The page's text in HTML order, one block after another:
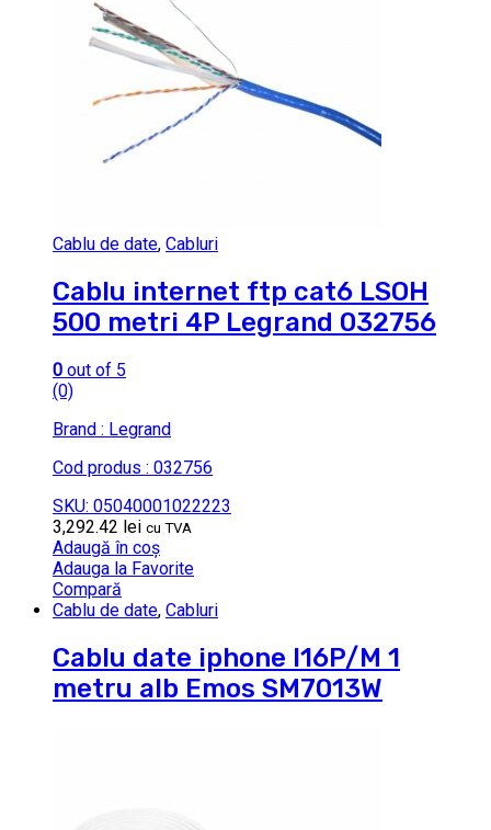
Cablu de date, Cabluri
Cablu internet ftp cat6 LSOH
500 metri 4P Legrand 032756
0 out of 5
(0)
Brand : Legrand
Cod produs : 032756
SKU: 05040001022223
3,292.42 lei cu TVA
Adaugă în coș
Adauga la Favorite
Compară
Cablu de date, Cabluri
Cablu date iphone I16P/M 1
metru alb Emos SM7013W